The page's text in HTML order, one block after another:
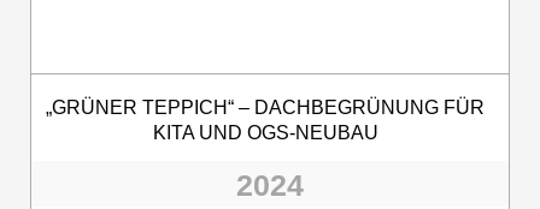
„GRÜNER TEPPICH“ – DACHBEGRÜNUNG FÜR
KITA UND OGS-NEUBAU
2024